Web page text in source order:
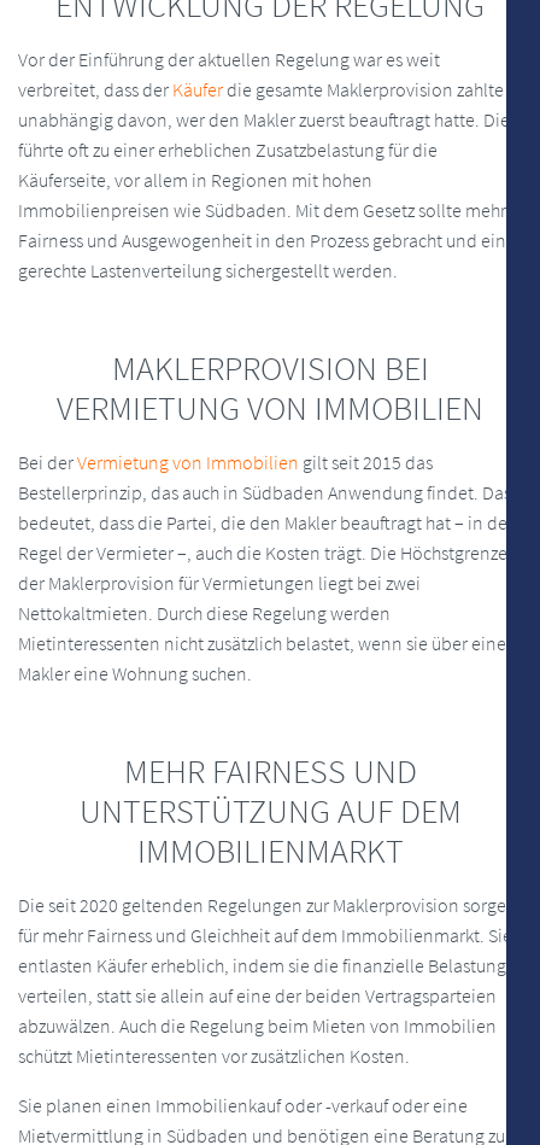
Vor der Einführung der aktuellen Regelung war es weit
verbreitet, dass der Käuferdie gesamte Maklerprovision zahlte –
unabhängig davon, wer den Makler zuerst beauftragt hatte. Dies
führte oft zu einer erheblichen Zusatzbelastung für die
Käuferseite, vor allem in Regionen mit hohen
Immobilienpreisen wie Südbaden. Mit dem Gesetz sollte mehr
Fairness und Ausgewogenheit in den Prozess gebracht und eine
gerechte Lastenverteilung sichergestellt werden.
MAKLERPROVISION BEI
VERMIETUNG VON IMMOBILIEN
Bei derVermietung von Immobilien gilt seit 2015 das
Bestellerprinzip, das auch in Südbaden Anwendung findet. Das
bedeutet, dass die Partei, die den Makler beauftragt hat – in der
Regel der Vermieter –, auch die Kosten trägt. Die Höchstgrenze
der Maklerprovision für Vermietungen liegt bei zwei
Nettokaltmieten. Durch diese Regelung werden
Mietinteressenten nicht zusätzlich belastet, wenn sie über einen
Makler eine Wohnung suchen.
MEHR FAIRNESS UND
UNTERSTÜTZUNG AUF DEM
IMMOBILIENMARKT
Die seit 2020 geltenden Regelungen zur Maklerprovision sorgen
für mehr Fairness und Gleichheit auf dem Immobilienmarkt. Sie
entlasten Käufer erheblich, indem sie die finanzielle Belastung
verteilen, statt sie allein auf eine der beiden Vertragsparteien
abzuwälzen. Auch die Regelung beim Mieten von Immobilien
schützt Mietinteressenten vor zusätzlichen Kosten.
Sie planen einen Immobilienkauf oder -verkauf oder eine
Mietvermittlung in Südbaden und benötigen eine Beratung zur